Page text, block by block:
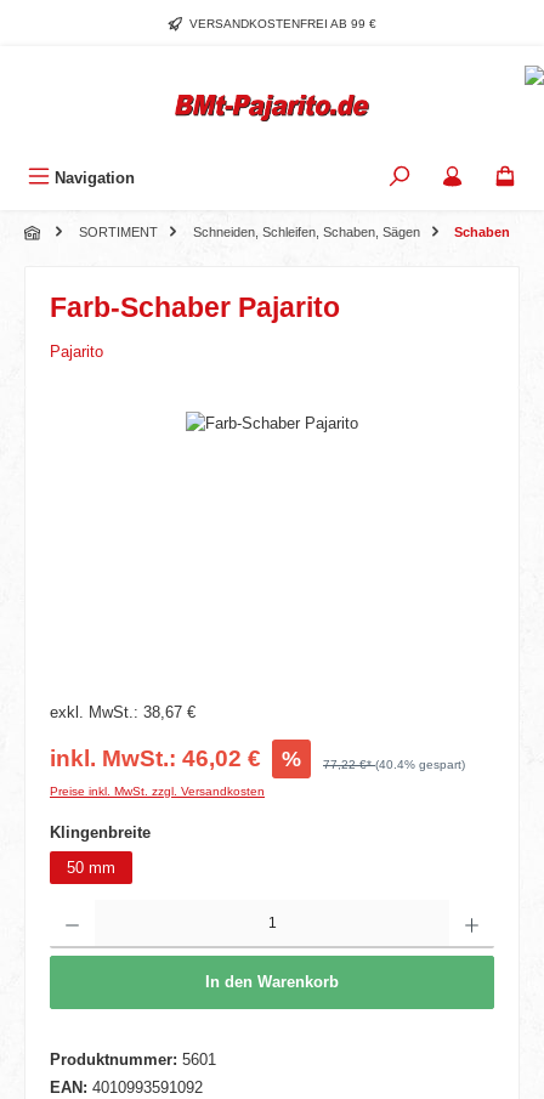
Zum Hauptinhalt springenVERSANDKOSTENFREI AB 99 €
Navigation
SORTIMENT Schneiden, Schleifen, Schaben, Sägen Schaben
Farb-Schaber Pajarito
Pajarito
Bildergalerie überspringen
exkl. MwSt.: 38,67 €
inkl. MwSt.: 46,02 € % 77,22 €*(40.4% gespart)
Preise inkl. MwSt. zzgl. Versandkosten
Klingenbreiteauswählen
50 mm
In den Warenkorb
Produktnummer: 5601
EAN: 4010993591092